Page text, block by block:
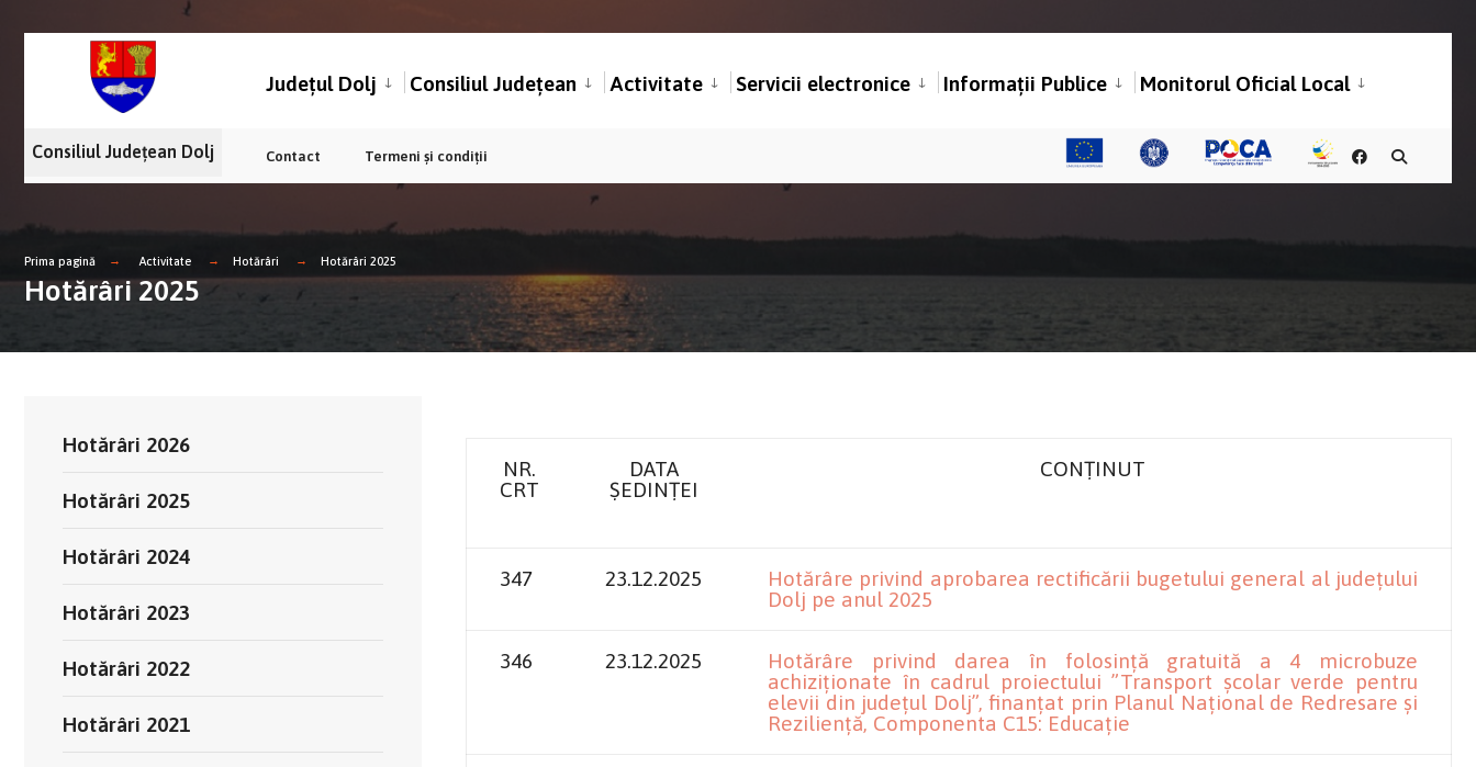
Județul Dolj Consiliul Județean Activitate Servicii electronice Informații Publice Monitorul Oficial Local
Consiliul Județean Dolj Contact Termeni și condiții
Prima pagină Activitate Hotărâri Hotărâri 2025
Hotărâri 2025
NR.
CRT
DATA
ȘEDINȚEI
CONȚINUT
347 23.12.2025
Hotărâre privind aprobarea rectificării bugetului general al județului
Dolj pe anul 2025
346 23.12.2025
Hotărâre privind darea în folosință gratuită a 4 microbuze
achiziționate în cadrul proiectului ”Transport școlar verde pentru
elevii din județul Dolj”, finanțat prin Planul Național de Redresare și
Reziliență, Componenta C15: Educație
Hotărâri 2026
Hotărâri 2025
Hotărâri 2024
Hotărâri 2023
Hotărâri 2022
Hotărâri 2021